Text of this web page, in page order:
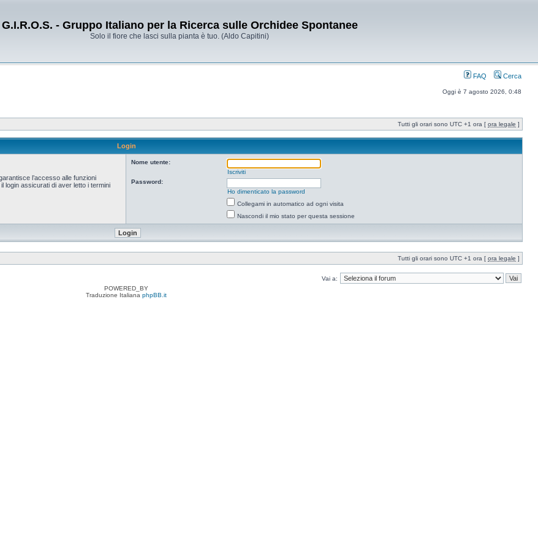
G.I.R.O.S. - Gruppo Italiano per la Ricerca sulle Orchidee Spontanee
Solo il fiore che lasci sulla pianta è tuo. (Aldo Capitini)
FAQ Cerca
Oggi è 7 agosto 2026, 0:48
Tutti gli orari sono UTC +1 ora [ ora legale ]
Login
l’accesso alle funzioni
login assicurati di aver letto i termini
Nome utente:
Iscriviti
Password:
Ho dimenticato la password
Collegami in automatico ad ogni visita
Nascondi il mio stato per questa sessione
Tutti gli orari sono UTC +1 ora [ ora legale ]
Vai a:
POWERED_BY
Traduzione Italiana phpBB.it